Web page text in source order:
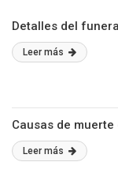
Detalles del
Leer más
Causas de
Leer más